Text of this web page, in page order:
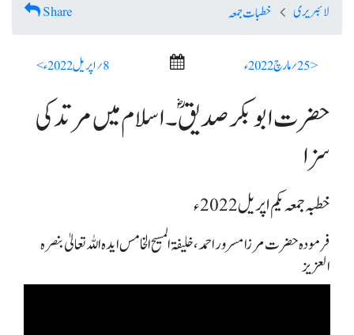
لائبریری خطبات جمعہ Share
< 25؍ مارچ 2022ء 8؍ اپریل 2022ء >
حضرت ابوبکر صدیقؓ۔ اسلام میں مرتد کی
سزا
خطبہ جمعہ یکم اپریل 2022ء
فرمودہ حضرت مرزا مسرور احمد، خلیفۃ المسیح الخامس ایدہ اللہ تعالیٰ بنصرہ
العزیز